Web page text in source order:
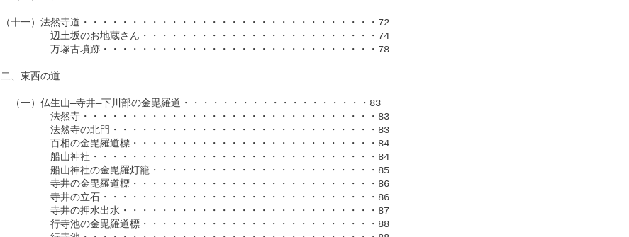
（十一）法然寺道・・・・・・・・・・・・・・・・・・・・・・・・・・・・・・72
辺土坂のお地蔵さん・・・・・・・・・・・・・・・・・・・・・・・・74
万塚古墳跡・・・・・・・・・・・・・・・・・・・・・・・・・・・・78
二、東西の道
（一）仏生山―寺井―下川部の金毘羅道・・・・・・・・・・・・・・・・・・・83
法然寺・・・・・・・・・・・・・・・・・・・・・・・・・・・・・・83
法然寺の北門・・・・・・・・・・・・・・・・・・・・・・・・・・・83
百相の金毘羅道標・・・・・・・・・・・・・・・・・・・・・・・・・84
船山神社・・・・・・・・・・・・・・・・・・・・・・・・・・・・・84
船山神社の金毘羅灯籠・・・・・・・・・・・・・・・・・・・・・・・85
寺井の金毘羅道標・・・・・・・・・・・・・・・・・・・・・・・・・86
寺井の立石・・・・・・・・・・・・・・・・・・・・・・・・・・・・86
寺井の押水出水・・・・・・・・・・・・・・・・・・・・・・・・・・87
行寺池の金毘羅道標・・・・・・・・・・・・・・・・・・・・・・・・88